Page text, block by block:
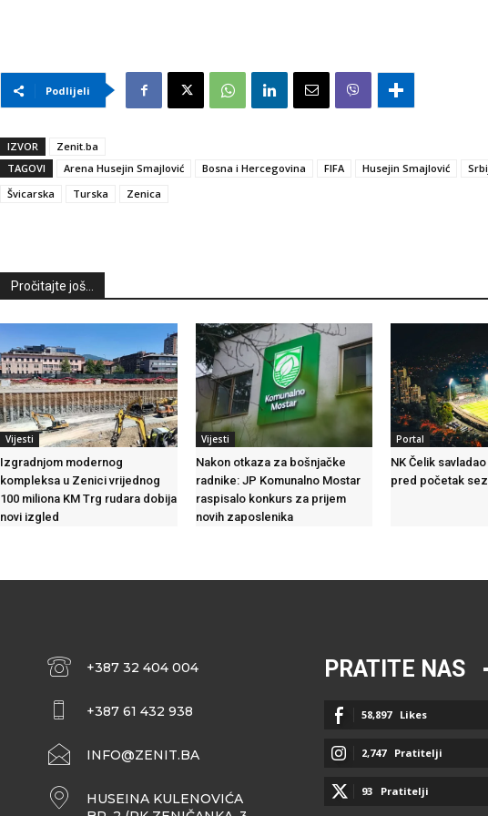
Podlijeli
IZVOR
Zenit.ba
TAGOVI
Arena Husejin Smajlović Bosna i Hercegovina FIFA Husejin Smajlović
Švicarska
Turska Zenica
Pročitajte još...
Vijesti
Izgradnjom modernog
kompleksa u Zenici vrijednog
100 miliona KM Trg rudara dobija
novi izgled
Vijesti
Nakon otkaza za bošnjačke
radnike: JP Komunalno Mostar
raspisalo konkurs za prijem
novih zaposlenika
Portal
NK Čelik savladao
pred početak
+387 32 404 004
+387 61 432 938
INFO@ZENIT.BA
HUSEINA KULENOVIĆA
PRATITE NAS
58,897 Likes
2,747 Pratitelji
93 Pratitelji